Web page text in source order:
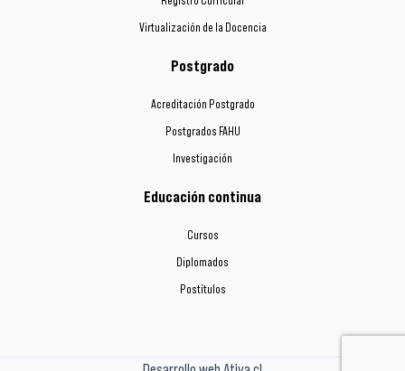
Virtualización de la Docencia
Postgrado
Acreditación Postgrado
Postgrados FAHU
Investigación
Educación continua
Cursos
Diplomados
Postítulos